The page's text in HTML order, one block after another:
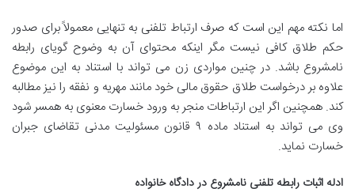
اما نکته مهم این است که صرف ارتباط تلفنی به تنهایی معمولاً برای صدور
حکم طلاق کافی نیست مگر اینکه محتوای آن به وضوح گویای رابطه
نامشروع باشد. در چنین مواردی زن می تواند با استناد به این موضوع
علاوه بر درخواست طلاق حقوق مالی خود مانند مهریه و نفقه را نیز مطالبه
کند. همچنین اگر این ارتباطات منجر به ورود خسارت معنوی به همسر شود
وی می تواند به استناد ماده ۹ قانون مسئولیت مدنی تقاضای جبران
خسارت نماید.
ادله اثبات رابطه تلفنی نامشروع در دادگاه خانواده